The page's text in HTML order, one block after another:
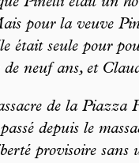
Pinelli était un
pour la veuve
était seule pour
neuf ans, et
de la Piazza
depuis le
provisoire sans